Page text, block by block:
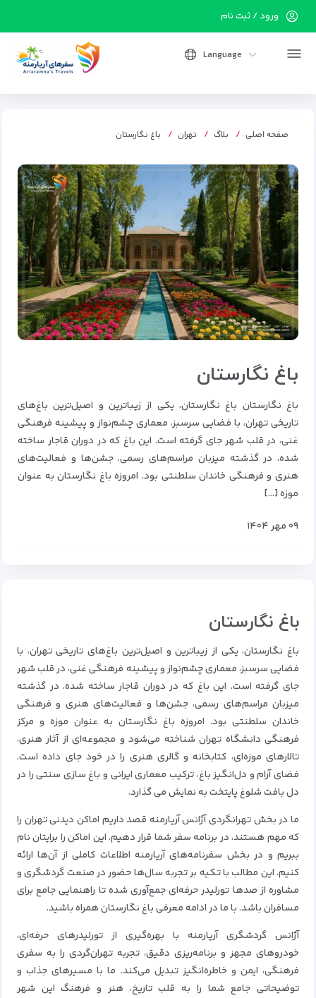
ورود / ثبت نام
Language
صفحه اصلی بلاگ تهران باغ نگارستان
باغ نگارستان
باغ نگارستان باغ نگارستان، یکی از زیباترین و اصیل‌ترین باغ‌های
تاریخی تهران، با فضایی سرسبز، معماری چشم‌نواز و پیشینه‌ فرهنگی
غنی، در قلب شهر جای گرفته است. این باغ که در دوران قاجار ساخته
شده، در گذشته میزبان مراسم‌های رسمی، جشن‌ها و فعالیت‌های
هنری و فرهنگی خاندان سلطنتی بود. امروزه باغ نگارستان به عنوان
موزه […]
۰۹ مهر ۱۴۰۴
باغ نگارستان
باغ نگارستان، یکی از زیباترین و اصیل‌ترین باغ‌های تاریخی تهران، با
فضایی سرسبز، معماری چشم‌نواز و پیشینه‌ فرهنگی غنی، در قلب شهر
جای گرفته است. این باغ که در دوران قاجار ساخته شده، در گذشته
میزبان مراسم‌های رسمی، جشن‌ها و فعالیت‌های هنری و فرهنگی
خاندان سلطنتی بود. امروزه باغ نگارستان به عنوان موزه و مرکز
فرهنگی دانشگاه تهران شناخته می‌شود و مجموعه‌ای از آثار هنری،
تالارهای موزه‌ای، کتابخانه و گالری هنری را در خود جای داده است.
فضای آرام و دل‌انگیز باغ، ترکیب معماری ایرانی و باغ‌ سازی سنتی را در
دل بافت شلوغ پایتخت به نمایش می‌ گذارد.
ما در بخش تهرانگردی آژانس آریارمنه قصد داریم اماکن دیدنی تهران را
که مهم هستند، در برنامه سفر شما قرار دهیم. این اماکن را برایتان نام
ببریم و در بخش سفرنامه‌های آریارمنه اطلاعات کاملی از آن‌ها ارائه
کنیم. این مطالب با تکیه بر تجربه سال‌ها حضور در صنعت گردشگری و
مشاوره از صدها تورلیدر حرفه‌ای جمع‌آوری شده تا راهنمایی جامع برای
مسافران باشد. با ما در ادامه معرفی باغ نگارستان همراه باشید.
آژانس گردشگری آریارمنه با بهره‌گیری از تورلیدرهای حرفه‌ای،
خودروهای مجهز و برنامه‌ریزی دقیق، تجربه تهران‌گردی را به سفری
فرهنگی، ایمن و خاطره‌انگیز تبدیل می‌کند. ما با مسیرهای جذاب و
توضیحاتی جامع شما را به قلب تاریخ، هنر و فرهنگ این شهر